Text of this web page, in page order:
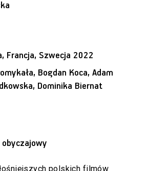
Francja, Szwecja 2022
Bogdan Koca, Adam
Dominika Biernat
polskich filmów